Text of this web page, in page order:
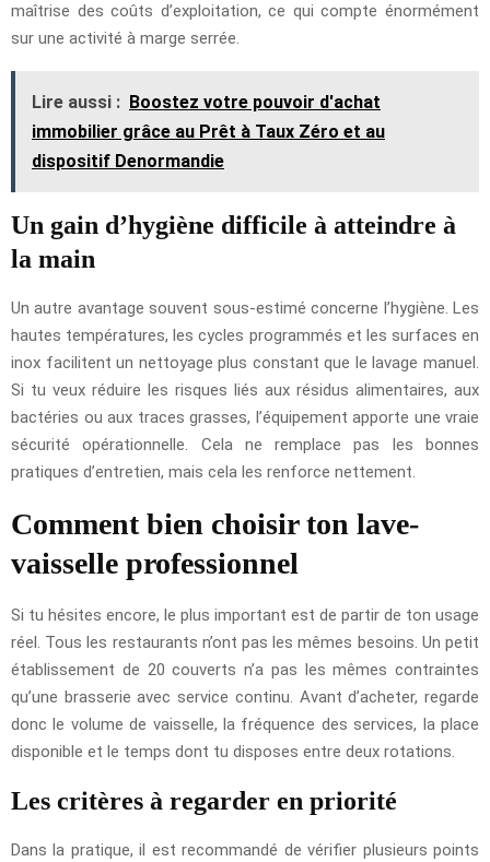
maîtrise des coûts d’exploitation, ce qui compte énormément
sur une activité à marge serrée.
Lire aussi : Boostez votre pouvoir d'achat
immobilier grâce au Prêt à Taux Zéro et au
dispositif Denormandie
Un gain d’hygiène difficile à atteindre à
la main
Un autre avantage souvent sous-estimé concerne l’hygiène. Les
hautes températures, les cycles programmés et les surfaces en
inox facilitent un nettoyage plus constant que le lavage manuel.
Si tu veux réduire les risques liés aux résidus alimentaires, aux
bactéries ou aux traces grasses, l’équipement apporte une vraie
sécurité opérationnelle. Cela ne remplace pas les bonnes
pratiques d’entretien, mais cela les renforce nettement.
Comment bien choisir ton lave-
vaisselle professionnel
Si tu hésites encore, le plus important est de partir de ton usage
réel. Tous les restaurants n’ont pas les mêmes besoins. Un petit
établissement de 20 couverts n’a pas les mêmes contraintes
qu’une brasserie avec service continu. Avant d’acheter, regarde
donc le volume de vaisselle, la fréquence des services, la place
disponible et le temps dont tu disposes entre deux rotations.
Les critères à regarder en priorité
Dans la pratique, il est recommandé de vérifier plusieurs points